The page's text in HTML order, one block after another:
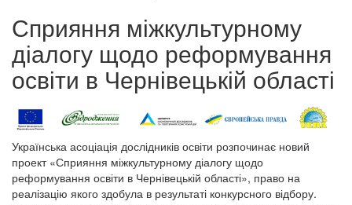
Сприяння міжкультурному
діалогу щодо реформування
освіти в Чернівецькій області
Українська асоціація дослідників освіти розпочинає новий
проект «Сприяння міжкультурному діалогу щодо
реформування освіти в Чернівецькій області», право на
реалізацію якого здобула в результаті конкурсного відбору.